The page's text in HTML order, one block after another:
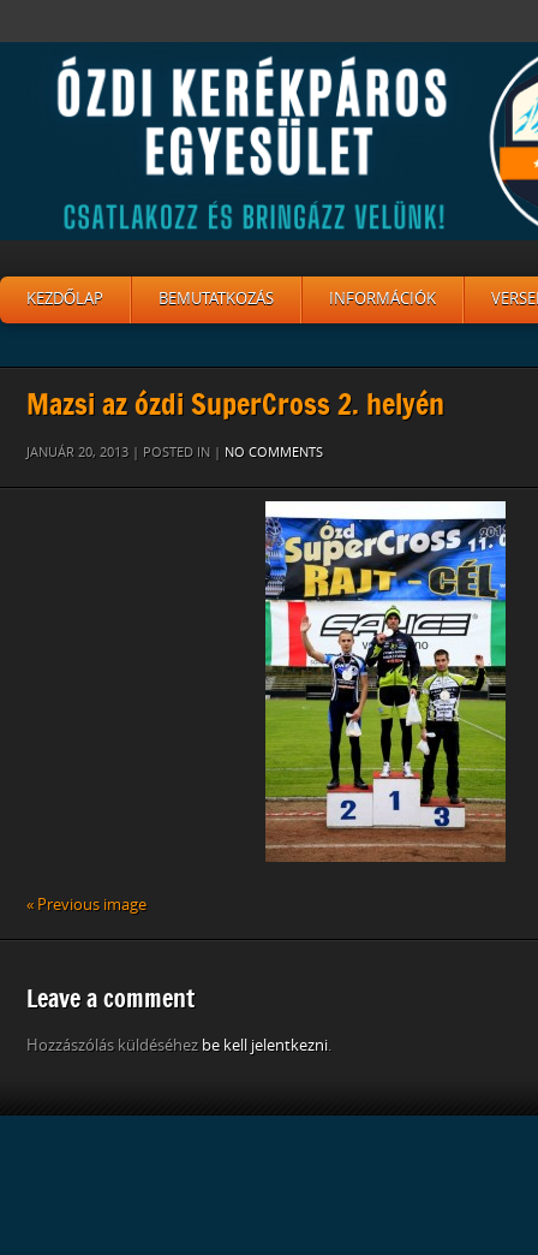
KEZDŐLAP BEMUTATKOZÁS INFORMÁCIÓK
Mazsi az ózdi SuperCross 2. helyén
JANUÁR 20, 2013 | POSTED IN | NO COMMENTS
« Previous image
Leave a comment
Hozzászólás küldéséhez be kell jelentkezni.